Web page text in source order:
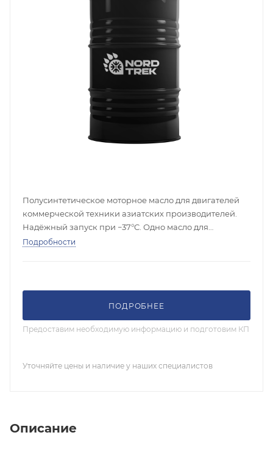
Полусинтетическое моторное масло для двигателей
коммерческой техники азиатских производителей.
Надёжный запуск при −37°C. Одно масло для
смешанных автопарков HOWO, Shacman, Volvo, ЯМЗ.
Подробности
ПОДРОБНЕЕ
Предоставим необходимую информацию и подготовим КП
Уточняйте цены и наличие у наших специалистов
Описание